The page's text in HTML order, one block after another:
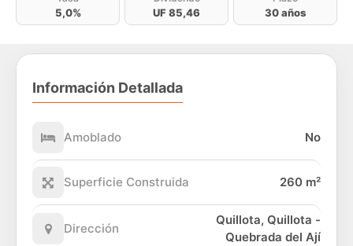
5,0% UF 85,46 30 años
Información Detallada
Amoblado No
Superficie Construida 260 m²
Dirección
Quillota, Quillota -
Quebrada del Ají